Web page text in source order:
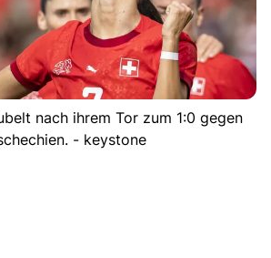
nach ihrem Tor zum 1:0 gegen
- keystone